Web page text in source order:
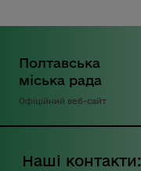
Полтавська
міська рада
Офіційний веб-сайт
Наші контакти: